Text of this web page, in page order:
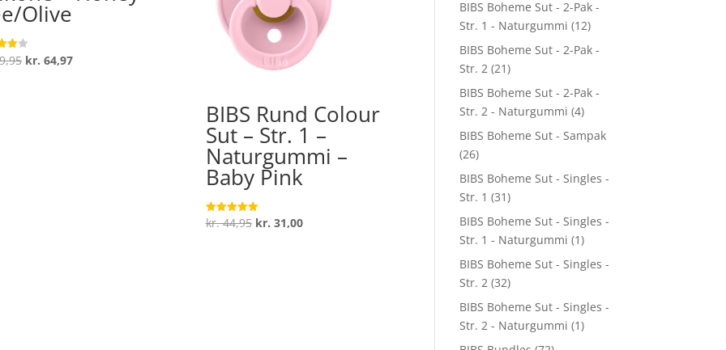
Olive
Den
kr. 64,97Den
BIBS Rund Colour
Sut – Str. 1 –
Naturgummi –
Baby Pink
Vurderet
5
kr.44,95 Den
kr. 31,00Den
BIBS Boheme Sut - 2-Pak -
Str. 1 - Naturgummi (12)
BIBS Boheme Sut - 2-Pak -
Str. 2 (21)
BIBS Boheme Sut - 2-Pak -
Str. 2 - Naturgummi (4)
BIBS Boheme Sut - Sampak
(26)
BIBS Boheme Sut - Singles -
Str. 1 (31)
BIBS Boheme Sut - Singles -
Str. 1 - Naturgummi (1)
BIBS Boheme Sut - Singles -
Str. 2 (32)
BIBS Boheme Sut - Singles -
Str. 2 - Naturgummi (1)